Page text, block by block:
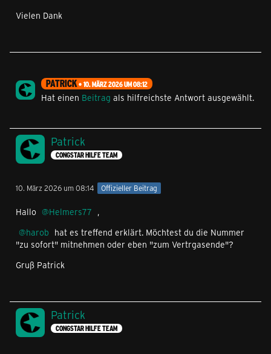
Vielen Dank
PATRICK 10. MÄRZ 2026 UM 08:12
Hat einen Beitrag als hilfreichste Antwort ausgewählt.
Patrick
CONGSTAR HILFE TEAM
10. März 2026 um 08:14 Offizieller Beitrag
Hallo Helmers77 ,
harob hat es treffend erklärt. Möchtest du die Nummer
"zu sofort" mitnehmen oder eben "zum Vertrgasende"?
Gruß Patrick
Patrick
CONGSTAR HILFE TEAM